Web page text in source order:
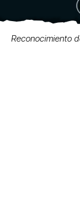
Reconocimiento